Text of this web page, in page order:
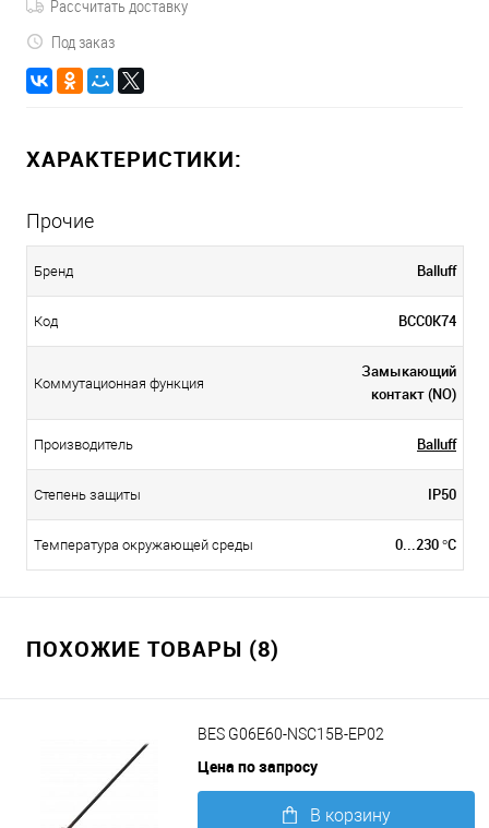
Рассчитать доставку
Под заказ
ХАРАКТЕРИСТИКИ:
Прочие
Бренд Balluff
Код BCC0K74
Коммутационная функция
Замыкающий
контакт (NO)
Производитель Balluff
Степень защиты IP50
Температура окружающей среды 0...230 °C
ПОХОЖИЕ ТОВАРЫ (8)
BES G06E60-NSC15B-EP02
Цена по запросу
В корзину